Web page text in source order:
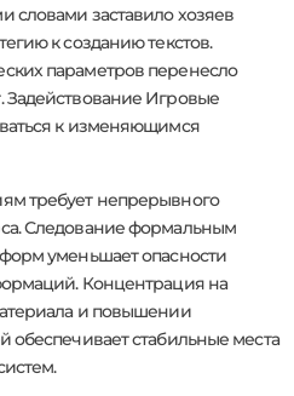
словами заставило хозяев
к созданию текстов.
параметров перенесло
Игровые
к изменяющимся
требует непрерывного
Следование формальным
уменьшает опасности
Концентрация на
и повышении
обеспечивает стабильные места